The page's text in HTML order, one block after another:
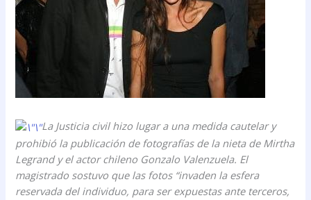
La Justicia civil hizo lugar a una medida cautelar y
prohibió la publicación de fotografías de la nieta de Mirtha
Legrand y el actor chileno Gonzalo Valenzuela. El
magistrado sostuvo que las fotos “invaden la esfera
reservada del individuo, para ser expuestas ante terceros,